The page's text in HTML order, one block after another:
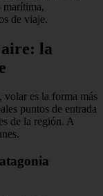
marítima,
de viaje.
la
volar es la forma más
puntos de entrada
de la región. A